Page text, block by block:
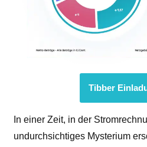
Tibber
In einer Zeit, in der
undurchsichtiges Mysterium